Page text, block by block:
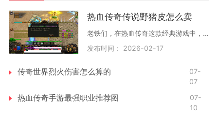
热血传奇传说野猪皮怎么卖
老铁们，在热血传奇这款经典游戏中，传说野猪皮是一种相当珍贵的道具材料，可以用于制作高级装备或者兑换其他实用物品。获取传说野猪皮需要先找到对应的传说野猪并将其击败，
发布时间： 2026-02-17
传奇世界烈火伤害怎么算的
07-
07
热血传奇手游最强职业推荐图
07-
10